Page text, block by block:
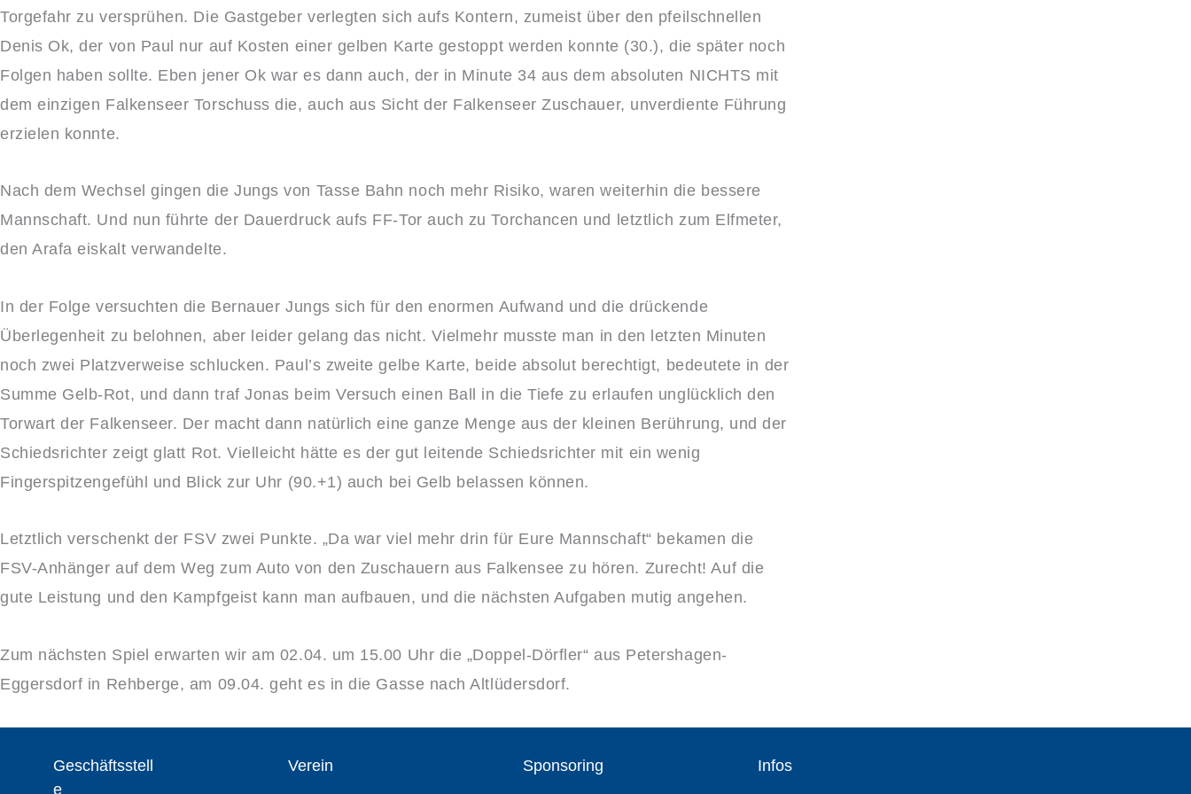
Torgefahr zu versprühen. Die Gastgeber verlegten sich aufs Kontern, zumeist über den pfeilschnellen
Denis Ok, der von Paul nur auf Kosten einer gelben Karte gestoppt werden konnte (30.), die später noch
Folgen haben sollte. Eben jener Ok war es dann auch, der in Minute 34 aus dem absoluten NICHTS mit
dem einzigen Falkenseer Torschuss die, auch aus Sicht der Falkenseer Zuschauer, unverdiente Führung
erzielen konnte.
Nach dem Wechsel gingen die Jungs von Tasse Bahn noch mehr Risiko, waren weiterhin die bessere
Mannschaft. Und nun führte der Dauerdruck aufs FF-Tor auch zu Torchancen und letztlich zum Elfmeter,
den Arafa eiskalt verwandelte.
In der Folge versuchten die Bernauer Jungs sich für den enormen Aufwand und die drückende
Überlegenheit zu belohnen, aber leider gelang das nicht. Vielmehr musste man in den letzten Minuten
noch zwei Platzverweise schlucken. Paul’s zweite gelbe Karte, beide absolut berechtigt, bedeutete in der
Summe Gelb-Rot, und dann traf Jonas beim Versuch einen Ball in die Tiefe zu erlaufen unglücklich den
Torwart der Falkenseer. Der macht dann natürlich eine ganze Menge aus der kleinen Berührung, und der
Schiedsrichter zeigt glatt Rot. Vielleicht hätte es der gut leitende Schiedsrichter mit ein wenig
Fingerspitzengefühl und Blick zur Uhr (90.+1) auch bei Gelb belassen können.
Letztlich verschenkt der FSV zwei Punkte. „Da war viel mehr drin für Eure Mannschaft“ bekamen die
FSV-Anhänger auf dem Weg zum Auto von den Zuschauern aus Falkensee zu hören. Zurecht! Auf die
gute Leistung und den Kampfgeist kann man aufbauen, und die nächsten Aufgaben mutig angehen.
Zum nächsten Spiel erwarten wir am 02.04. um 15.00 Uhr die „Doppel-Dörfler“ aus Petershagen-
Eggersdorf in Rehberge, am 09.04. geht es in die Gasse nach Altlüdersdorf.
Geschäftsstell
e
Verein Sponsoring Infos